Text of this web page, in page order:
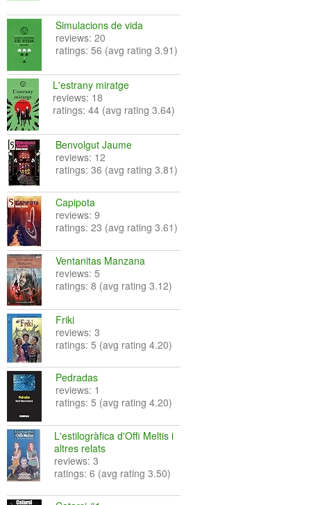
Simulacions de vida
reviews: 20
ratings: 56 (avg rating 3.91)
L'estrany miratge
reviews: 18
ratings: 44 (avg rating 3.64)
Benvolgut Jaume
reviews: 12
ratings: 36 (avg rating 3.81)
Capipota
reviews: 9
ratings: 23 (avg rating 3.61)
Ventanitas Manzana
reviews: 5
ratings: 8 (avg rating 3.12)
Friki
reviews: 3
ratings: 5 (avg rating 4.20)
Pedradas
reviews: 1
ratings: 5 (avg rating 4.20)
L'estilogràfica d'Offi Meltis i
altres relats
reviews: 3
ratings: 6 (avg rating 3.50)